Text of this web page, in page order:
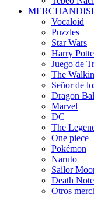
Vocaloid
Puzzles
Star Wars
Harry
Juego de
The
Señor de
Dragon
Marvel
DC
The
One piece
Pokémon
Naruto
Sailor
Death Note
Otros